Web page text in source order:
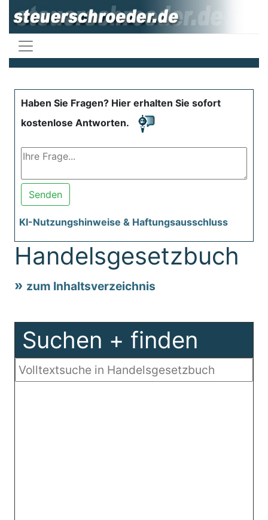
Haben Sie Fragen? Hier erhalten Sie sofort
kostenlose Antworten.
Senden
KI-Nutzungshinweise & Haftungsausschluss
Handelsgesetzbuch
zum Inhaltsverzeichnis
Suchen + finden